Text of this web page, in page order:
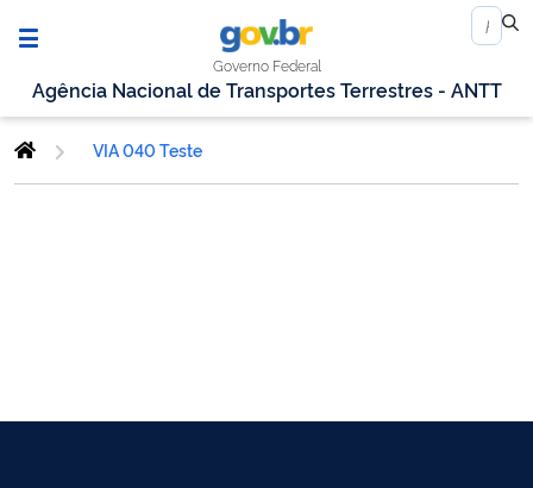
Governo Federal
Agência Nacional de Transportes Terrestres - ANTT
VIA 040 Teste